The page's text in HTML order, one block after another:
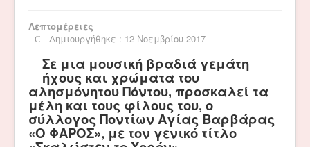
Λεπτομέρειες
Δημιουργήθηκε : 12 Νοεμβρίου 2017
Σε μια μουσική βραδιά γεμάτη
ήχους και χρώματα του
αλησμόνητου Πόντου, προσκαλεί τα
μέλη και τους φίλους του, ο
σύλλογος Ποντίων Αγίας Βαρβάρας
«Ο ΦΑΡΟΣ», με τον γενικό τίτλο